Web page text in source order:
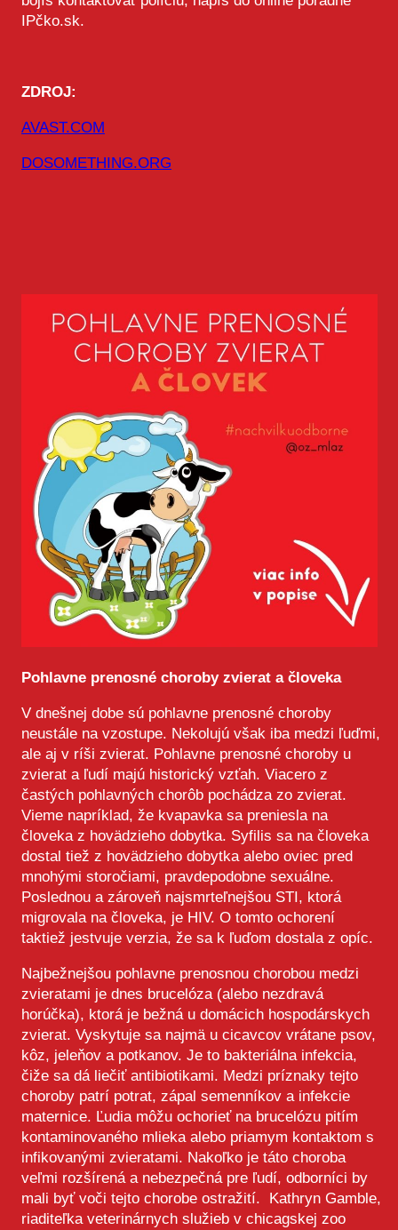
IPčko.sk.
ZDROJ:
AVAST.COM
DOSOMETHING.ORG
Pohlavne prenosné choroby zvierat a človeka
V dnešnej dobe sú pohlavne prenosné choroby
neustále na vzostupe. Nekolujú však iba medzi ľuďmi,
ale aj v ríši zvierat. Pohlavne prenosné choroby u
zvierat a ľudí majú historický vzťah. Viacero z
častých pohlavných chorôb pochádza zo zvierat.
Vieme napríklad, že kvapavka sa preniesla na
človeka z hovädzieho dobytka. Syfilis sa na človeka
dostal tiež z hovädzieho dobytka alebo oviec pred
mnohými storočiami, pravdepodobne sexuálne.
Poslednou a zároveň najsmrteľnejšou STI, ktorá
migrovala na človeka, je HIV. O tomto ochorení
taktiež jestvuje verzia, že sa k ľuďom dostala z opíc.
Najbežnejšou pohlavne prenosnou chorobou medzi
zvieratami je dnes brucelóza (alebo nezdravá
horúčka), ktorá je bežná u domácich hospodárskych
zvierat. Vyskytuje sa najmä u cicavcov vrátane psov,
kôz, jeleňov a potkanov. Je to bakteriálna infekcia,
čiže sa dá liečiť antibiotikami. Medzi príznaky tejto
choroby patrí potrat, zápal semenníkov a infekcie
maternice. Ľudia môžu ochorieť na brucelózu pitím
kontaminovaného mlieka alebo priamym kontaktom s
infikovanými zvieratami. Nakoľko je táto choroba
veľmi rozšírená a nebezpečná pre ľudí, odborníci by
mali byť voči tejto chorobe ostražití. Kathryn Gamble,
riaditeľka veterinárnych služieb v chicagskej zoo